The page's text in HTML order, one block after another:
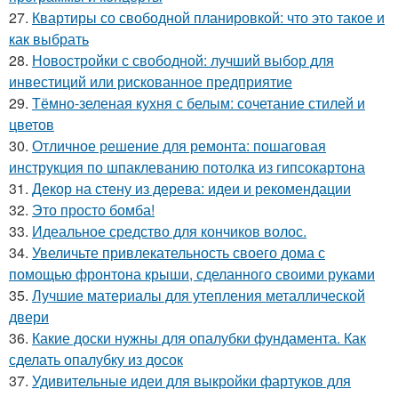
27. Квартиры со свободной планировкой: что это такое и
как выбрать
28. Новостройки с свободной: лучший выбор для
инвестиций или рискованное предприятие
29. Тёмно-зеленая кухня с белым: сочетание стилей и
цветов
30. Отличное решение для ремонта: пошаговая
инструкция по шпаклеванию потолка из гипсокартона
31. Декор на стену из дерева: идеи и рекомендации
32. Это просто бомба!
33. Идеальное средство для кончиков волос.
34. Увеличьте привлекательность своего дома с
помощью фронтона крыши, сделанного своими руками
35. Лучшие материалы для утепления металлической
двери
36. Какие доски нужны для опалубки фундамента. Как
сделать опалубку из досок
37. Удивительные идеи для выкройки фартуков для